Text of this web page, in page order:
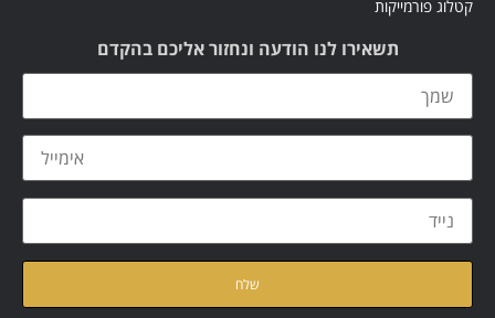
קטלוג פורמייקות
תשאירו לנו הודעה ונחזור אליכם בהקדם